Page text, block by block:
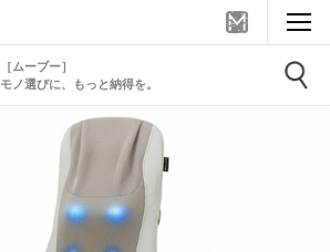
［ムーブー］
モノ選びに、もっと納得を。